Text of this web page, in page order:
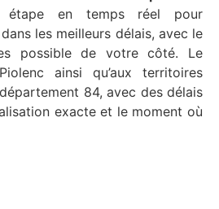
étape en temps réel pour
les meilleurs délais, avec le
possible de votre côté. Le
ainsi qu’aux territoires
84, avec des délais
exacte et le moment où